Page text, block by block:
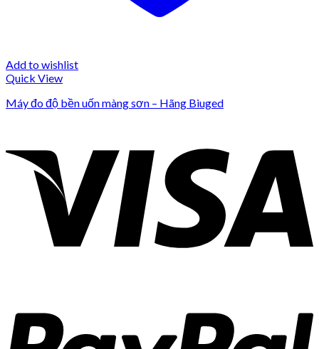
Add to wishlist
Quick View
Máy đo độ bền uốn màng sơn – Hãng Biuged